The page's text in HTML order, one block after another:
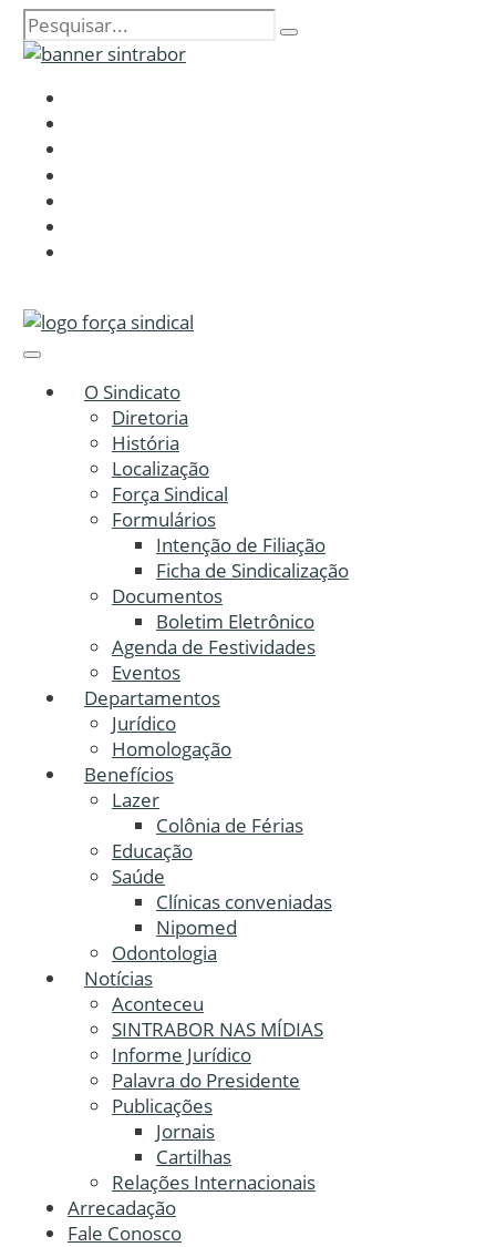
O Sindicato
Diretoria
História
Localização
Força Sindical
Formulários
Intenção de Filiação
Ficha de Sindicalização
Documentos
Boletim Eletrônico
Agenda de Festividades
Eventos
Departamentos
Jurídico
Homologação
Benefícios
Lazer
Colônia de Férias
Educação
Saúde
Clínicas conveniadas
Nipomed
Odontologia
Notícias
Aconteceu
SINTRABOR NAS MÍDIAS
Informe Jurídico
Palavra do Presidente
Publicações
Jornais
Cartilhas
Relações Internacionais
Arrecadação
Fale Conosco